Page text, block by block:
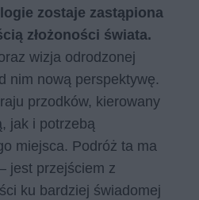
zostaje zastąpiona
złożoności świata.
wizja odrodzonej
nim nową perspektywę.
przodków, kierowany
jak i potrzebą
miejsca. Podróż ta ma
jest przejściem z
ku bardziej świadomej